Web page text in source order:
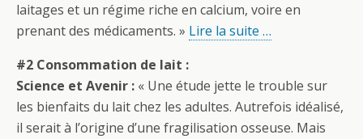
laitages et un régime riche en calcium, voire en
prenant des médicaments. » Lire la suite …
#2 Consommation de lait :
Science et Avenir : « Une étude jette le trouble sur
les bienfaits du lait chez les adultes. Autrefois idéalisé,
il serait à l’origine d’une fragilisation osseuse. Mais